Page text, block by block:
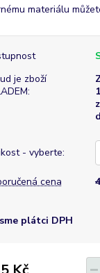
materiálu
je zboží
- vyberte:
cena
plátci DPH